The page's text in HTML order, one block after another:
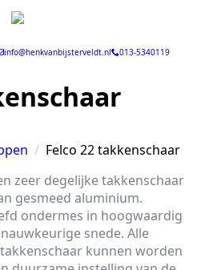
info@henkvanbijsterveldt.nl 013-5340119
Felco 22 takkenschaar
zeer degelijke takkenschaar
gesmeed aluminium.
ondermes in hoogwaardig
snede. Alle
kunnen worden